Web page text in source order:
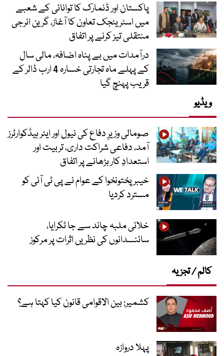
پاکستان اور ڈنمارک کا توانائی کے شعبے
میں اسٹریٹجک تعاون کا آغاز، گرین انرجی
منتقلی تیز کرنے پر اتفاق
درآمدات میں بے پناہ اضافہ، مالی سال
کے پہلے ماہ تجارتی خسارہ 4 ارب ڈالر کے
قریب پہنچ گیا
ویڈیو
صومالی وزیرِ دفاع کی نیول اور ایئر ہیڈکوارٹرز
آمد، دفاعی شراکت داری، تربیت اور
استعدادِ کار بڑھانے پر اتفاق
خیبرپختونخوا کے عوام نے پی ٹی آئی کو
مسترد کردیا
خلائی ملبہ چاند سے جا ٹکرایا،
سائنسدانوں کی نظریں اثرات پر مرکوز
کالم / تجزیہ
کشمیر: بین الاقوامی قانون کیا کہتا ہے؟
پہلا دروازہ